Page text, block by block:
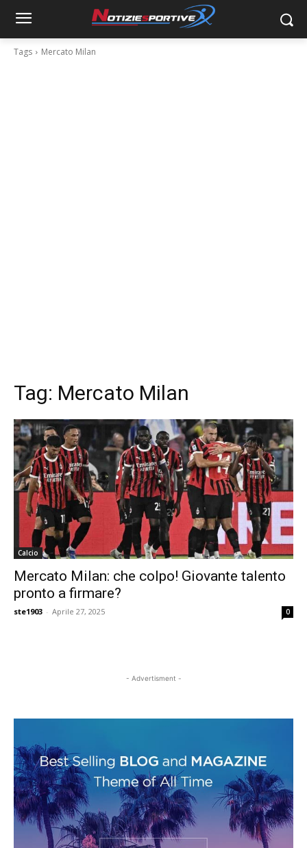
Tags Mercato Milan
Tag: Mercato Milan
Calcio
Mercato Milan: che colpo! Giovante talento
pronto a firmare?
ste1903 - Aprile 27, 2025 0
- Advertisment -